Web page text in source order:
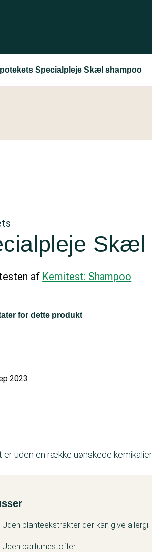
Specialpleje Skæl shampoo
Skæl
af Kemitest: Shampoo
for dette produkt
2023
er uden en række uønskede
Uden planteekstrakter der kan give allergi
Uden parfumestoffer